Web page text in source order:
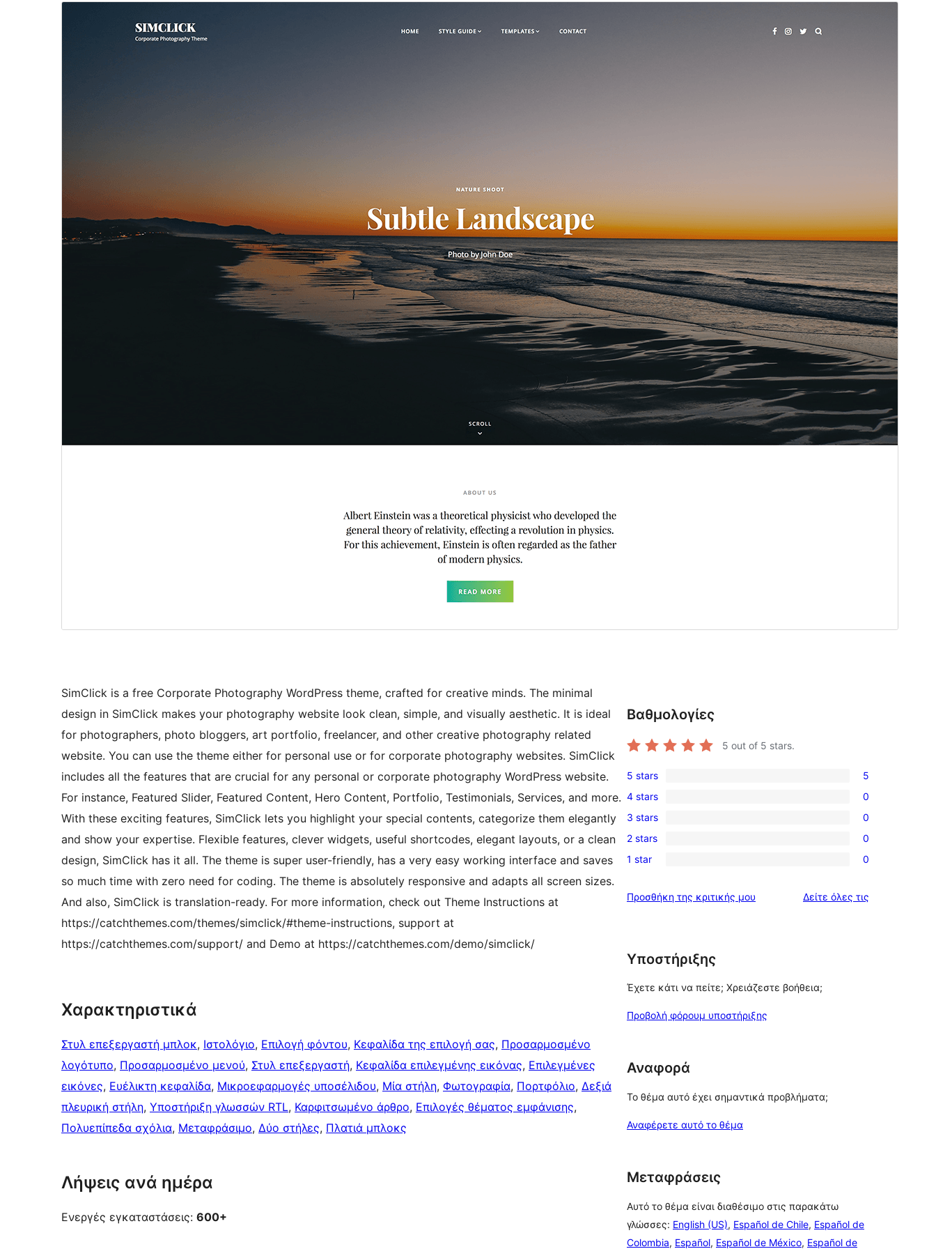
SimClick is a free Corporate Photography WordPress theme, crafted for creative minds. The minimal
design in SimClick makes your photography website look clean, simple, and visually aesthetic. It is ideal
for photographers, photo bloggers, art portfolio, freelancer, and other creative photography related
website. You can use the theme either for personal use or for corporate photography websites. SimClick
includes all the features that are crucial for any personal or corporate photography WordPress website.
For instance, Featured Slider, Featured Content, Hero Content, Portfolio, Testimonials, Services, and more.
With these exciting features, SimClick lets you highlight your special contents, categorize them elegantly
and show your expertise. Flexible features, clever widgets, useful shortcodes, elegant layouts, or a clean
design, SimClick has it all. The theme is super user-friendly, has a very easy working interface and saves
so much time with zero need for coding. The theme is absolutely responsive and adapts all screen sizes.
And also, SimClick is translation-ready. For more information, check out Theme Instructions at
https://catchthemes.com/themes/simclick/#theme-instructions, support at
https://catchthemes.com/support/ and Demo at https://catchthemes.com/demo/simclick/
Χαρακτηριστικά
Στυλ επεξεργαστή μπλοκ, Ιστολόγιο, Επιλογή φόντου, Κεφαλίδα της επιλογή σας, Προσαρμοσμένο
λογότυπο, Προσαρμοσμένο μενού, Στυλ επεξεργαστή, Κεφαλίδα επιλεγμένης εικόνας, Επιλεγμένες
εικόνες, Ευέλικτη κεφαλίδα, Μικροεφαρμογές υποσέλιδου, Μία στήλη, Φωτογραφία, Πορτφόλιο, Δεξιά
πλευρική στήλη, Υποστήριξη γλωσσών RTL, Καρφιτσωμένo άρθρo, Επιλογές θέματος εμφάνισης
Πολυεπίπεδα σχόλια, Μεταφράσιμο, Δύο στήλες, Πλατιά μπλοκς
Λήψεις ανά ημέρα
Ενεργές εγκαταστάσεις: 600+
Βαθμολογίες
5 out of 5 stars.
5
5-
star
reviews
5 stars 5
0
4-
star
reviews
4 stars 0
0
3-
star
3 stars 0
0
2-
reviews
2 stars 0
0
star
1 star 0
Προσθήκη της κριτικής μου Δείτε όλες τις
Υποστήριξης
Έχετε κάτι να πείτε; Χρειάζεστε βοήθεια;
Προβολή φόρουμ υποστήριξης
Αναφορά
Το θέμα αυτό έχει σημαντικά προβλήματα;
Αναφέρετε αυτό το θέμα
Μεταφράσεις
Αυτό το θέμα είναι διαθέσιμο στις παρακάτω
γλώσσες: English (US), Español de Chile, Español de
Colombia, Español, Español de México, Español de